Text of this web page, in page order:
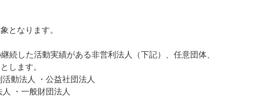
となります。
続した活動実績がある非営利法人（下記）、任意団体、
します。
動法人 ・公益社団法人
・一般財団法人